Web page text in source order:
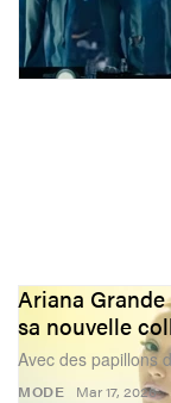
MODE
Ariana
sa nouvelle
Avec des papillons
Mar 17, 2026